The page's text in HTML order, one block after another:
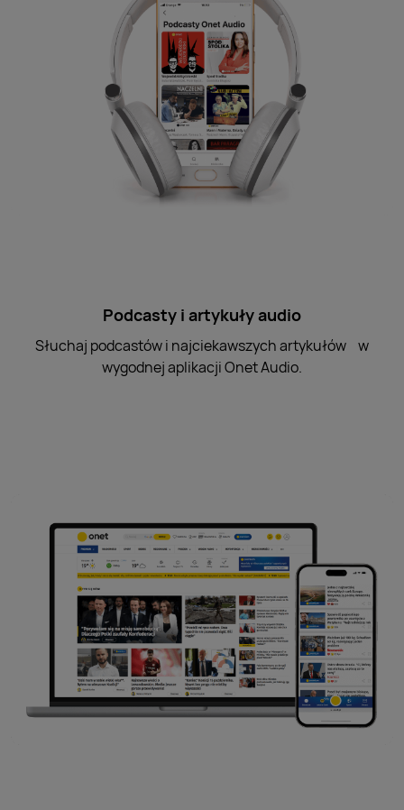
Podcasty i artykuły audio
Słuchaj podcastów i najciekawszych artykułów w
wygodnej aplikacji Onet Audio.